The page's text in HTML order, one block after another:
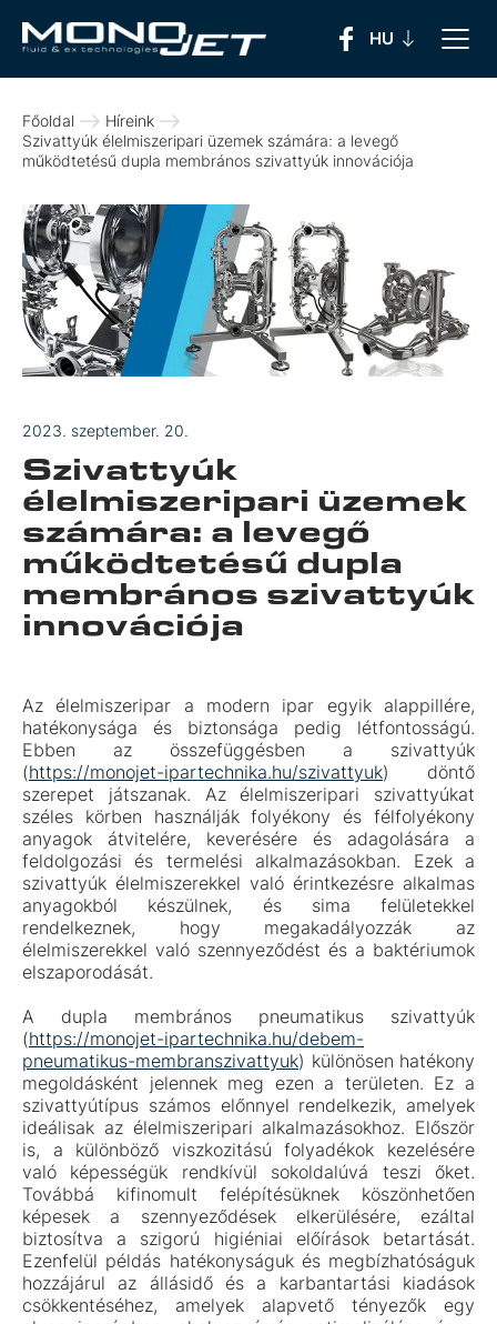
Főoldal
Híreink
Szivattyúk élelmiszeripari üzemek számára: a levegő
működtetésű dupla membrános szivattyúk innovációja
2023. szeptember. 20.
Szivattyúk
élelmiszeripari üzemek
számára: a levegő
működtetésű dupla
membrános szivattyúk
innovációja
Az élelmiszeripar a modern ipar egyik alappillére,
hatékonysága és biztonsága pedig létfontosságú.
Ebben az összefüggésben a szivattyúk
(https://monojet-ipartechnika.hu/szivattyuk) döntő
szerepet játszanak. Az élelmiszeripari szivattyúkat
széles körben használják folyékony és félfolyékony
anyagok átvitelére, keverésére és adagolására a
feldolgozási és termelési alkalmazásokban. Ezek a
szivattyúk élelmiszerekkel való érintkezésre alkalmas
anyagokból készülnek, és sima felületekkel
rendelkeznek, hogy megakadályozzák az
élelmiszerekkel való szennyeződést és a baktériumok
elszaporodását.
A dupla membrános pneumatikus szivattyúk
(https://monojet-ipartechnika.hu/debem-
pneumatikus-membranszivattyuk) különösen hatékony
megoldásként jelennek meg ezen a területen. Ez a
szivattyútípus számos előnnyel rendelkezik, amelyek
ideálisak az élelmiszeripari alkalmazásokhoz. Először
is, a különböző viszkozitású folyadékok kezelésére
való képességük rendkívül sokoldalúvá teszi őket.
Továbbá kifinomult felépítésüknek köszönhetően
képesek a szennyeződések elkerülésére, ezáltal
biztosítva a szigorú higiéniai előírások betartását.
Ezenfelül példás hatékonyságuk és megbízhatóságuk
hozzájárul az állásidő és a karbantartási kiadások
csökkentéséhez, amelyek alapvető tényezők egy